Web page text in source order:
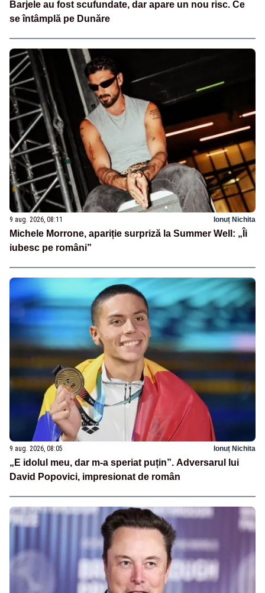
Barjele au fost scufundate, dar apare un nou risc. Ce
se întâmplă pe Dunăre
9 aug. 2026, 08:11 Ionuț Nichita
Michele Morrone, apariție surpriză la Summer Well: „Îi
iubesc pe români”
9 aug. 2026, 08:05 Ionuț Nichita
„E idolul meu, dar m-a speriat puțin”. Adversarul lui
David Popovici, impresionat de român